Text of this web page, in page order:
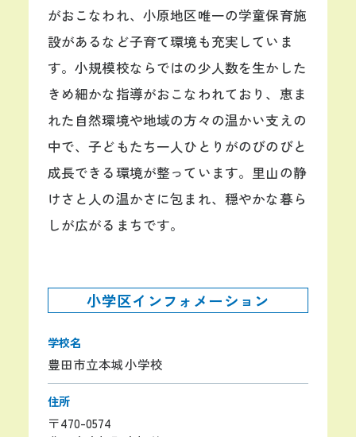
がおこなわれ、小原地区唯一の学童保育施
設があるなど子育て環境も充実していま
す。小規模校ならではの少人数を生かした
きめ細かな指導がおこなわれており、恵ま
れた自然環境や地域の方々の温かい支えの
中で、子どもたち一人ひとりがのびのびと
成長できる環境が整っています。里山の静
けさと人の温かさに包まれ、穏やかな暮ら
しが広がるまちです。
小学区インフォメーション
学校名
豊田市立本城小学校
住所
〒470-0574